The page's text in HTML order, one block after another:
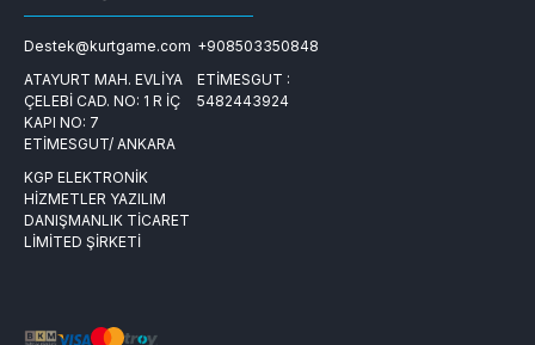
Destek@kurtgame.com +908503350848
ATAYURT MAH. EVLİYA
ÇELEBİ CAD. NO: 1 R İÇ
KAPI NO: 7
ETİMESGUT/ ANKARA
ETİMESGUT :
5482443924
KGP ELEKTRONİK
HİZMETLER YAZILIM
DANIŞMANLIK TİCARET
LİMİTED ŞİRKETİ